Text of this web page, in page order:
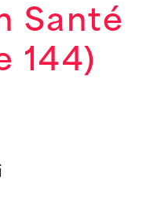
Santé
144)